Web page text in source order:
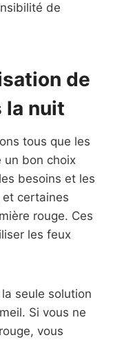
de
de
la nuit
tous que les
un bon choix
besoins et les
certaines
rouge. Ces
les feux
seule solution
Si vous ne
vous